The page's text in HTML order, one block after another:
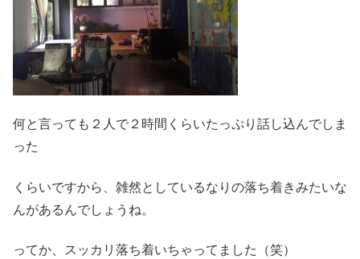
何と言っても２人で２時間くらいたっぷり話し込んでしま
った
くらいですから、雑然としているなりの落ち着きみたいな
んがあるんでしょうね。
ってか、スッカリ落ち着いちゃってました（笑）